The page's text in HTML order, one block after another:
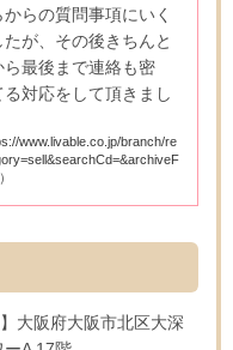
らの質問事項にいく
が、その後きちんと
最後まで連絡も密
対応をして頂きまし
www.livable.co.jp/branch/re
）
大阪府大阪市北区大深